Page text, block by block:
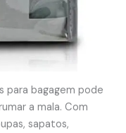
para bagagem pode
a mala. Com
sapatos,